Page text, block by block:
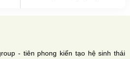
- tiên phong kiến tạo hệ sinh thái